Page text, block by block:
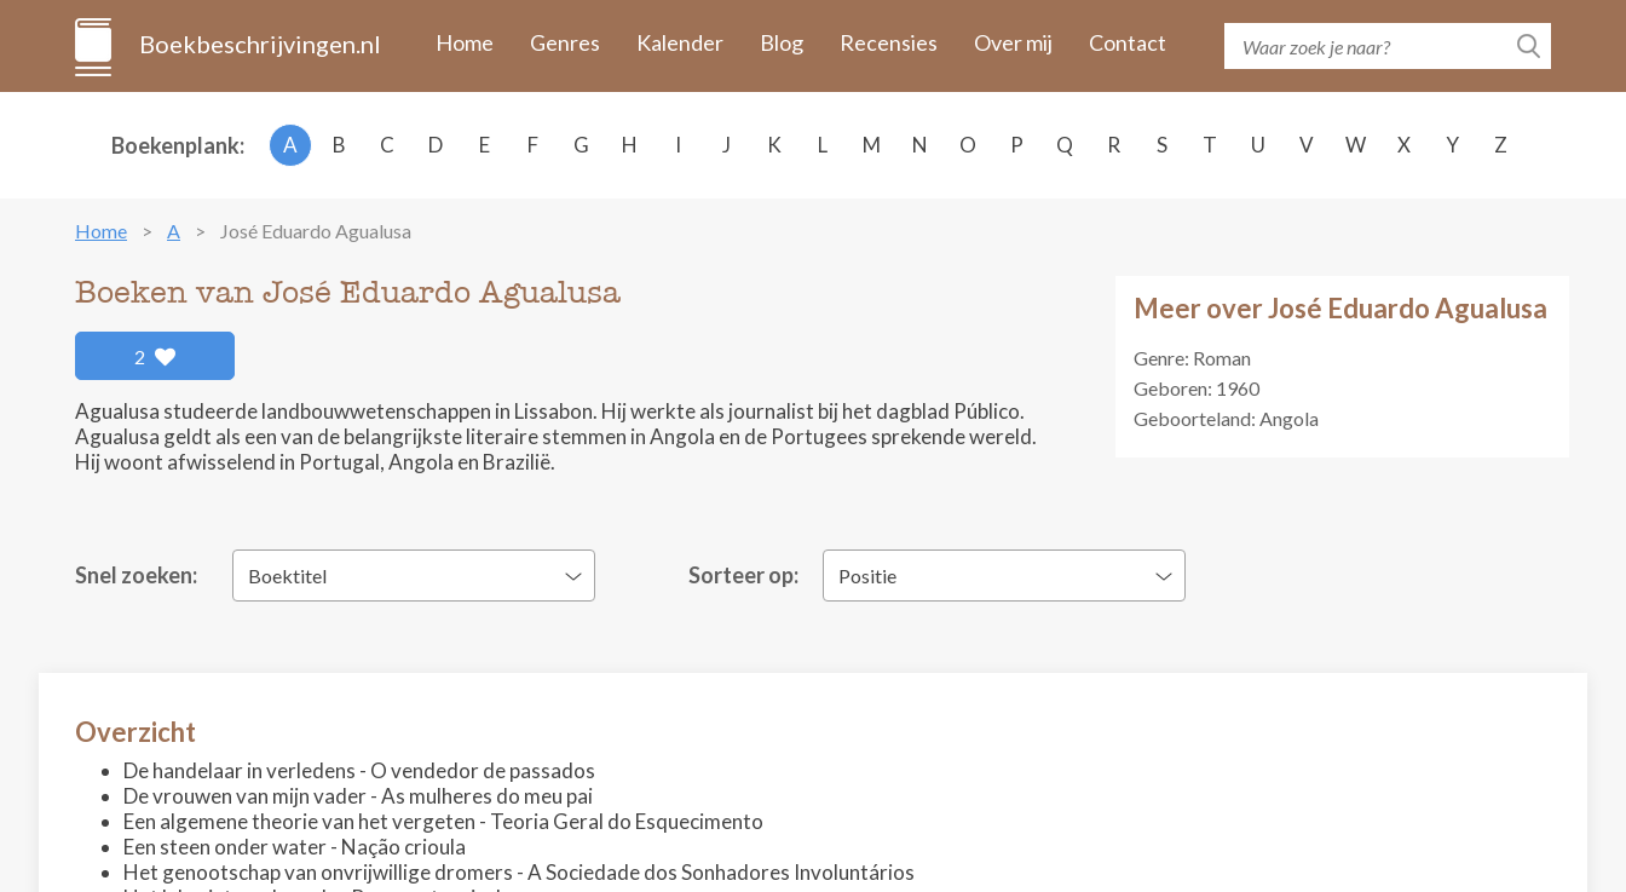
Boekbeschrijvingen.nl Home Genres Kalender Blog Recensies Over mij Contact
Boekenplank: A B C D E F G H I J K L M N O P Q R S T U V W X Y Z
Home A José Eduardo Agualusa
Meer over José Eduardo Agualusa
Genre: Roman
Geboren: 1960
Geboorteland: Angola
Boeken van José Eduardo Agualusa
2
Agualusa studeerde landbouwwetenschappen in Lissabon. Hij werkte als journalist bij het dagblad Público.
Agualusa geldt als een van de belangrijkste literaire stemmen in Angola en de Portugees sprekende wereld.
Hij woont afwisselend in Portugal, Angola en Brazilië.
Snel zoeken: Boektitel Sorteer op: Positie
Overzicht
De handelaar in verledens - O vendedor de passados
De vrouwen van mijn vader - As mulheres do meu pai
Een algemene theorie van het vergeten - Teoria Geral do Esquecimento
Een steen onder water - Nação crioula
Het genootschap van onvrijwillige dromers - A Sociedade dos Sonhadores Involuntários